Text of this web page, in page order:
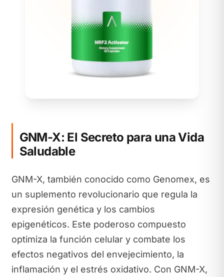
GNM-X: El Secreto para una Vida
Saludable
GNM-X, también conocido como Genomex, es
un suplemento revolucionario que regula la
expresión genética y los cambios
epigenéticos. Este poderoso compuesto
optimiza la función celular y combate los
efectos negativos del envejecimiento, la
inflamación y el estrés oxidativo. Con GNM-X,